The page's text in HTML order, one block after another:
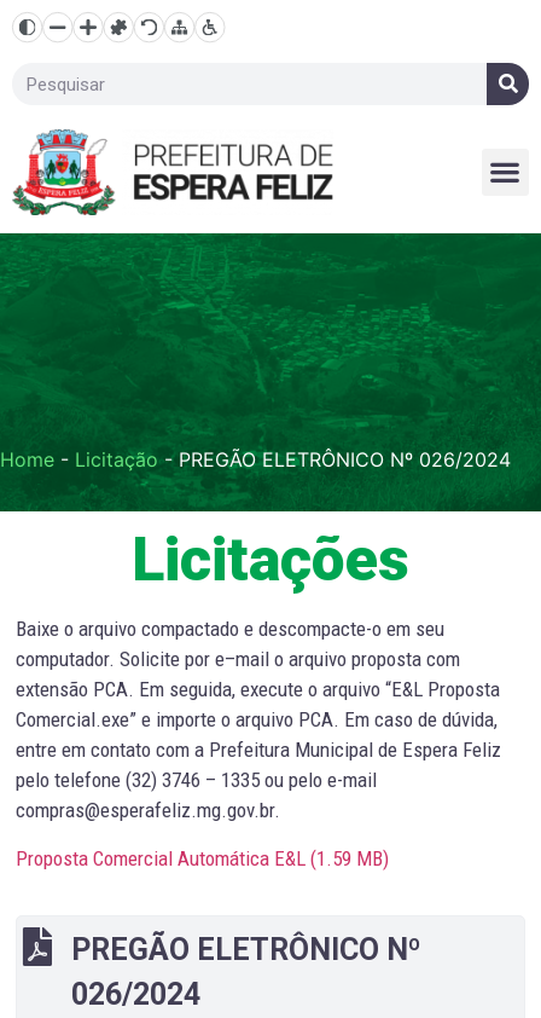
Home - Licitação-PREGÃO ELETRÔNICO Nº 026/2024
Licitações
Baixe o arquivo compactado e descompacte-o em seu
computador. Solicite por e–mail o arquivo proposta com
extensão PCA. Em seguida, execute o arquivo “E&L Proposta
Comercial.exe” e importe o arquivo PCA. Em caso de dúvida,
entre em contato com a Prefeitura Municipal de Espera Feliz
pelo telefone (32) 3746 – 1335 ou pelo e-mail
compras@esperafeliz.mg.gov.br.
Proposta Comercial Automática E&L (1.59 MB)
PREGÃO ELETRÔNICO Nº
026/2024